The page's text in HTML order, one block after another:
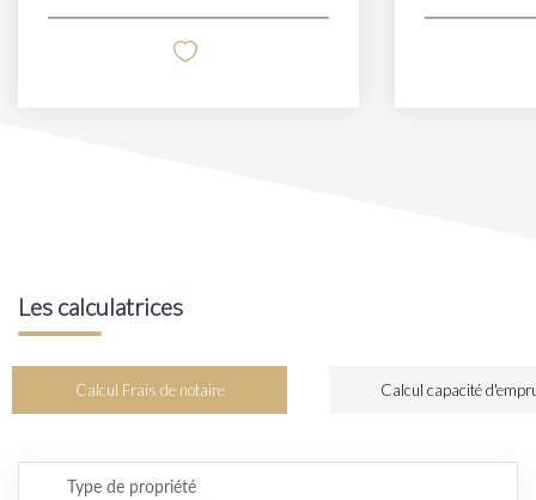
Les calculatrices
Calcul Frais de notaire Calcul capacité